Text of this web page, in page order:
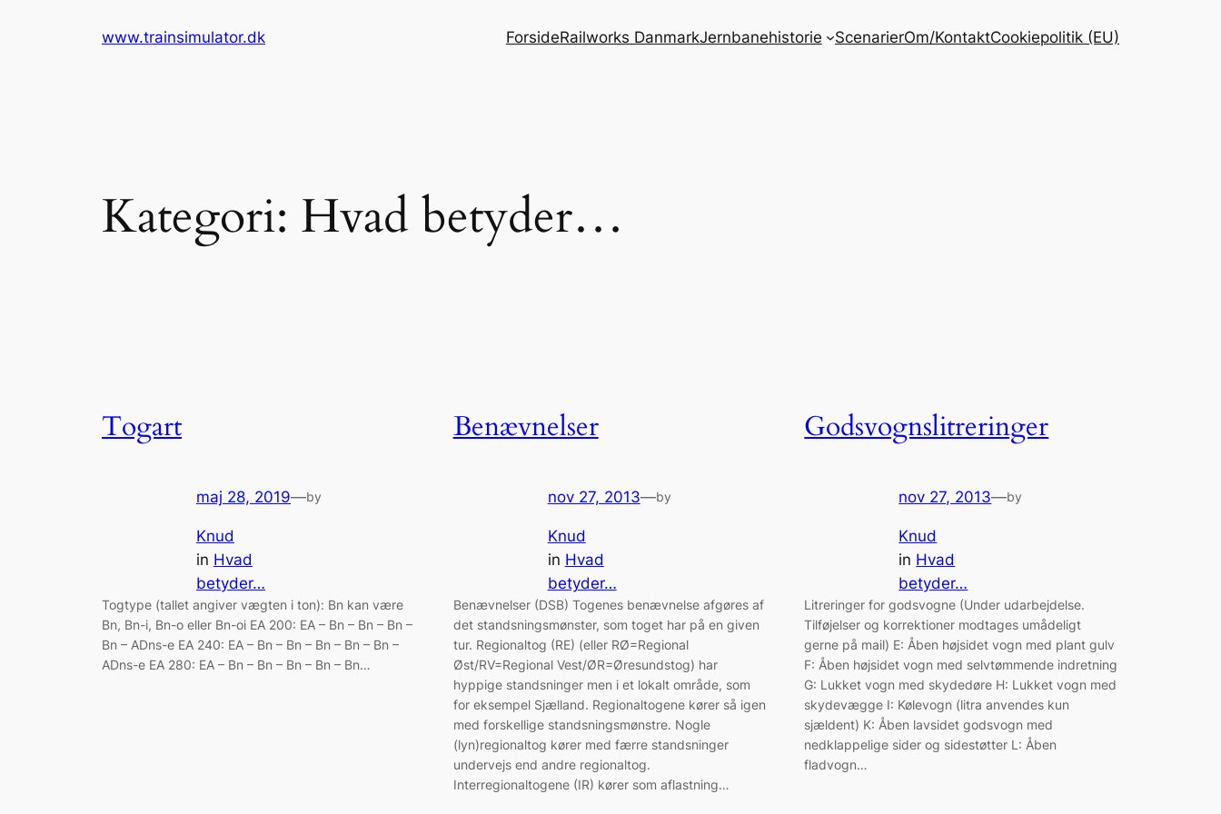
www.trainsimulator.dk ForsideRailworks DanmarkJernbanehistorie ScenarierOm/KontaktCookiepolitik (EU)
Kategori: Hvad betyder…
Togart
maj 28, 2019—by
Knud
in Hvad
betyder…
Togtype (tallet angiver vægten i ton): Bn kan være
Bn, Bn-i, Bn-o eller Bn-oi EA 200: EA – Bn – Bn – Bn –
Bn – ADns-e EA 240: EA – Bn – Bn – Bn – Bn – Bn –
ADns-e EA 280: EA – Bn – Bn – Bn – Bn – Bn…
Benævnelser
nov 27, 2013—by
Knud
in Hvad
betyder…
Benævnelser (DSB) Togenes benævnelse afgøres af
det standsningsmønster, som toget har på en given
tur. Regionaltog (RE) (eller RØ=Regional
Øst/RV=Regional Vest/ØR=Øresundstog) har
hyppige standsninger men i et lokalt område, som
for eksempel Sjælland. Regionaltogene kører så igen
med forskellige standsningsmønstre. Nogle
(lyn)regionaltog kører med færre standsninger
undervejs end andre regionaltog.
Interregionaltogene (IR) kører som aflastning…
Godsvognslitreringer
nov 27, 2013—by
Knud
in Hvad
betyder…
Litreringer for godsvogne (Under udarbejdelse.
Tilføjelser og korrektioner modtages umådeligt
gerne på mail) E: Åben højsidet vogn med plant gulv
F: Åben højsidet vogn med selvtømmende indretning
G: Lukket vogn med skydedøre H: Lukket vogn med
skydevægge I: Kølevogn (litra anvendes kun
sjældent) K: Åben lavsidet godsvogn med
nedklappelige sider og sidestøtter L: Åben
fladvogn…